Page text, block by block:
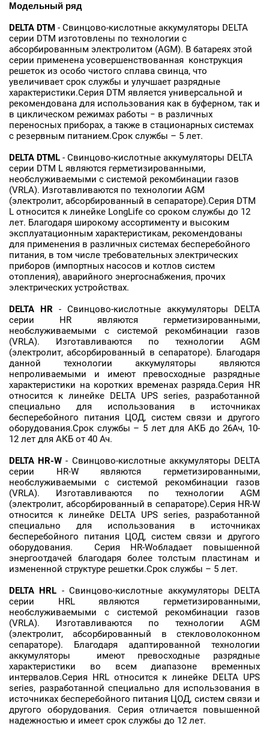
Модельный ряд
DELTA DTM - Свинцово-кислотные аккумуляторы DELTA
серии DTM изготовлены по технологии с
абсорбированным электролитом (AGM). В батареях этой
серии применена усовершенствованная конструкция
решеток из особо чистого сплава свинца, что
увеличивает срок службы и улучшает разрядные
характеристики.Серия DTM является универсальной и
рекомендована для использования как в буферном, так и
в циклическом режимах работы − в различных
переносных приборах, а также в стационарных системах
с резервным питанием.Срок службы – 5 лет.
DELTA DTML - Свинцово-кислотные аккумуляторы DELTA
серии DTM L являются герметизированными,
необслуживаемыми с системой рекомбинации газов
(VRLA). Изготавливаются по технологии AGM
(электролит, абсорбированный в сепараторе).Серия DTM
L относится к линейке LongLife со сроком службы до 12
лет. Благодаря широкому ассортименту и высоким
эксплуатационным характеристикам, рекомендованы
для применения в различных системах бесперебойного
питания, в том числе требовательных электрических
приборов (импортных насосов и котлов систем
отопления), аварийного энергоснабжения, прочих
электрических устройствах.
DELTA HR - Свинцово-кислотные аккумуляторы DELTA
серии HR являются герметизированными,
необслуживаемыми с системой рекомбинации газов
(VRLA). Изготавливаются по технологии AGM
(электролит, абсорбированный в сепараторе). Благодаря
данной технологии аккумуляторы являются
непроливаемыми и имеют превосходные разрядные
характеристики на коротких временах разряда.Серия HR
относится к линейке DELTA UPS series, разработанной
специально для использования в источниках
бесперебойного питания ЦОД, систем связи и другого
оборудования.Срок службы – 5 лет для АКБ до 26Ач, 10-
12 лет для АКБ от 40 Ач.
DELTA HR-W - Свинцово-кислотные аккумуляторы DELTA
серии HR-W являются герметизированными,
необслуживаемыми с системой рекомбинации газов
(VRLA). Изготавливаются по технологии AGM
(электролит, абсорбированный в сепараторе).Серия HR-W
относится к линейке DELTA UPS series, разработанной
специально для использования в источниках
бесперебойного питания ЦОД, систем связи и другого
оборудования. Серия HR-Wобладает повышенной
энергоотдачей благодаря более толстым пластинам и
измененной структуре решетки.Срок службы – 5 лет.
DELTA HRL - Свинцово-кислотные аккумуляторы DELTA
серии HRL являются герметизированными,
необслуживаемыми с системой рекомбинации газов
(VRLA). Изготавливаются по технологии AGM
(электролит, абсорбированный в стекловолоконном
сепараторе). Благодаря адаптированной технологии
аккумуляторы имеют превосходные разрядные
характеристики во всем диапазоне временных
интервалов.Серия HRL относится к линейке DELTA UPS
series, разработанной специально для использования в
источниках бесперебойного питания ЦОД, систем связи и
другого оборудования. Серия отличается повышенной
надежностью и имеет срок службы до 12 лет.